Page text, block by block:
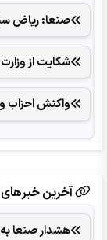
صنعا: ریاض
شکایت از
واکنش احزاب
آخرین خبرهای
هشدار صنعا